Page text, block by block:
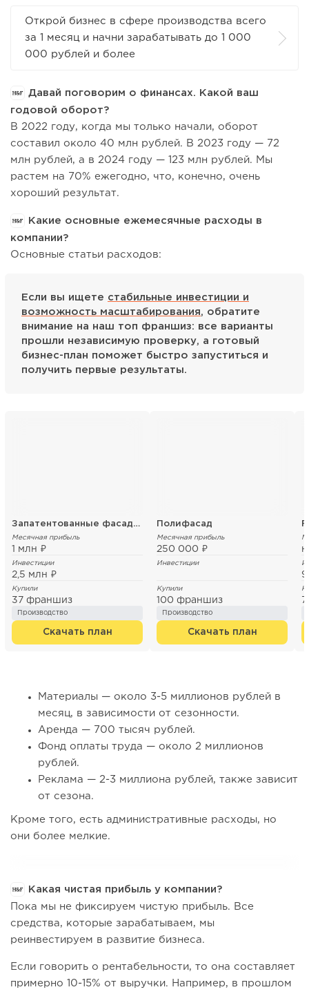
Открой бизнес в сфере производства всего
за 1 месяц и начни зарабатывать до 1 000
000 рублей и более
Давай поговорим о финансах. Какой ваш
годовой оборот?
В 2022 году, когда мы только начали, оборот
составил около 40 млн рублей. В 2023 году — 72
млн рублей, а в 2024 году — 123 млн рублей. Мы
растем на 70% ежегодно, что, конечно, очень
хороший результат.
Какие основные ежемесячные расходы в
компании?
Основные статьи расходов:
Если вы ищете стабильные инвестиции и
возможность масштабирования, обратите
внимание на наш топ франшиз: все варианты
прошли независимую проверку, а готовый
бизнес-план поможет быстро запуститься и
получить первые результаты.
Запатентованные фасадные термопанели
Месячная прибыль
1 млн ₽
Инвестиции
2,5 млн ₽
Купили
37 франшиз
Производство
Скачать план
Полифасад
Месячная прибыль
250 000 ₽
Инвестиции
Купили
100 франшиз
Производство
Скачать план
Материалы — около 3-5 миллионов рублей в
месяц, в зависимости от сезонности.
Аренда — 700 тысяч рублей.
Фонд оплаты труда — около 2 миллионов
рублей.
Реклама — 2-3 миллиона рублей, также зависит
от сезона.
Кроме того, есть административные расходы, но
они более мелкие.
Какая чистая прибыль у компании?
Пока мы не фиксируем чистую прибыль. Все
средства, которые зарабатываем, мы
реинвестируем в развитие бизнеса.
Если говорить о рентабельности, то она составляет
примерно 10-15% от выручки. Например, в прошлом